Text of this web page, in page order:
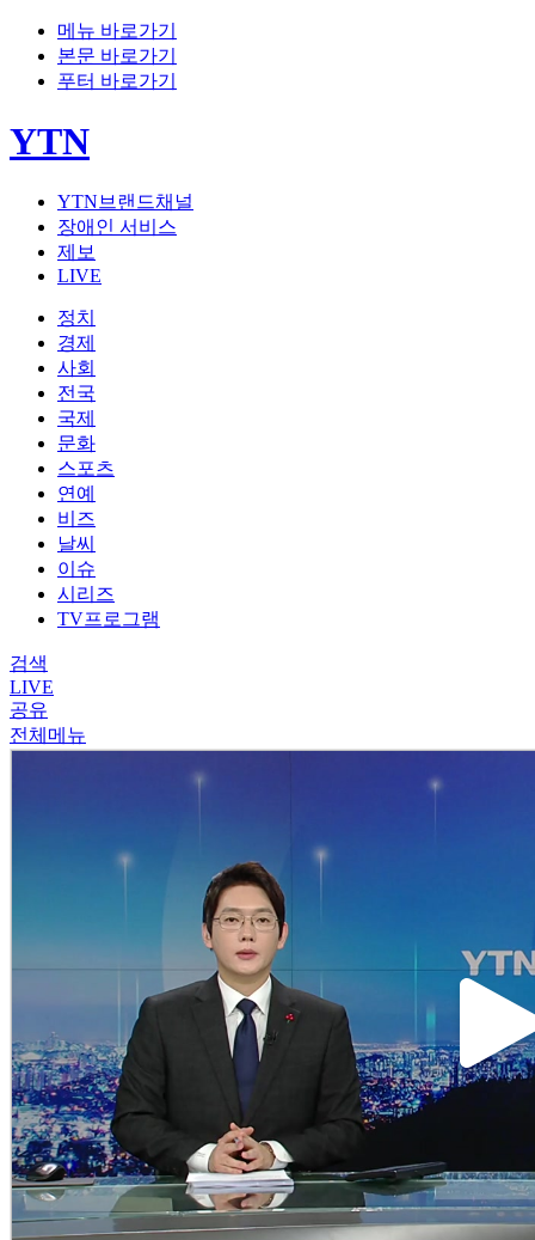
메뉴 바로가기
본문 바로가기
푸터 바로가기
YTN
YTN브랜드채널
장애인 서비스
제보
LIVE
정치
경제
사회
전국
국제
문화
스포츠
연예
비즈
날씨
이슈
시리즈
TV프로그램
검색
LIVE
공유
전체메뉴